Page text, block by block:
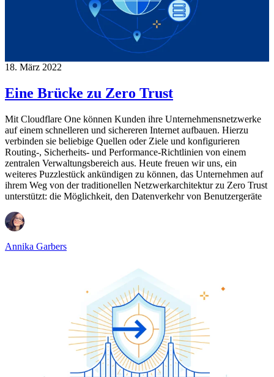
18. März 2022
Eine Brücke zu Zero Trust
Mit Cloudflare One können Kunden ihre Unternehmensnetzwerke
auf einem schnelleren und sichereren Internet aufbauen. Hierzu
verbinden sie beliebige Quellen oder Ziele und konfigurieren
Routing-, Sicherheits- und Performance-Richtlinien von einem
zentralen Verwaltungsbereich aus. Heute freuen wir uns, ein
weiteres Puzzlestück ankündigen zu können, das Unternehmen auf
ihrem Weg von der traditionellen Netzwerkarchitektur zu Zero Trust
unterstützt: die Möglichkeit, den Datenverkehr von Benutzergeräte
Annika Garbers